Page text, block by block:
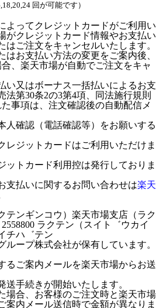
回が可能です）
よってクレジットカードがご利用い
がクレジットカード情報やお支払い
はご注文をキャンセルいたします。
はお支払い方法の変更をご案内後、
、楽天市場が自動でご注文をキャ
い又はボーナス一括払いによるお支
法第30条2の3第4項、同法施行規則
事項は、注文確認後の自動配信メ
人確認（電話確認等）をお願いする
ジットカードはご利用いただけま
トカード利用控は発行しておりま
支払いに関するお問い合わせは楽天
テンギンコウ）楽天市場支店（ラク
ラクテン（スイト゛ウカイ
チハ゛テン
ープ株式会社が保有しています。
るご案内メールを楽天市場からお送
送手続きが開始いたします。
場合、お客様のご注文時と楽天市場
案内メール送信時で金額が異なりま